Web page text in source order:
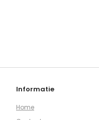
Informatie
Home